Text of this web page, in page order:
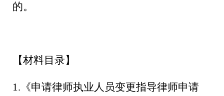
的。
【材料目录】
1.《申请律师执业人员变更指导律师申请